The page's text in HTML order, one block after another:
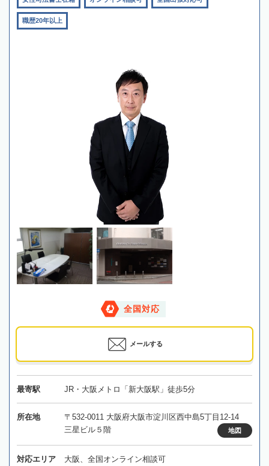
職歴20年以上
全国対応
メールする
最寄駅 JR・大阪メトロ「新大阪駅」徒歩5分
所在地
〒532-0011 大阪府大阪市淀川区西中島5丁目12-14
三星ビル５階
地図
対応エリア 大阪、全国オンライン相談可